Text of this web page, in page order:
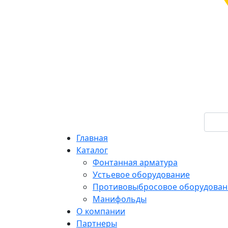
Главная
Каталог
Фонтанная арматура
Устьевое оборудование
Противовыбросовое
Манифольды
О компании
Партнеры